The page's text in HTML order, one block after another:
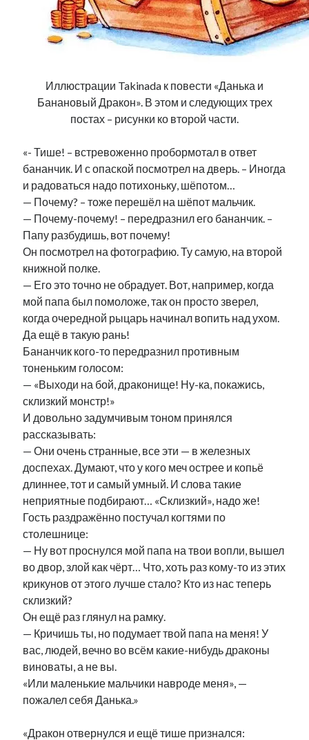
Иллюстрации Takinada к повести «Данька и
Банановый Дракон». В этом и следующих трех
постах – рисунки ко второй части.
«- Тише! – встревоженно пробормотал в ответ
бананчик. И с опаской посмотрел на дверь. – Иногда
и радоваться надо потихоньку, шёпотом…
— Почему? – тоже перешёл на шёпот мальчик.
— Почему-почему! – передразнил его бананчик. –
Папу разбудишь, вот почему!
Он посмотрел на фотографию. Ту самую, на второй
книжной полке.
— Его это точно не обрадует. Вот, например, когда
мой папа был помоложе, так он просто зверел,
когда очередной рыцарь начинал вопить над ухом.
Да ещё в такую рань!
Бананчик кого-то передразнил противным
тоненьким голосом:
— «Выходи на бой, драконище! Ну-ка, покажись,
склизкий монстр!»
И довольно задумчивым тоном принялся
рассказывать:
— Они очень странные, все эти — в железных
доспехах. Думают, что у кого меч острее и копьё
длиннее, тот и самый умный. И слова такие
неприятные подбирают… «Склизкий», надо же!
Гость раздражённо постучал когтями по
столешнице:
— Ну вот проснулся мой папа на твои вопли, вышел
во двор, злой как чёрт… Что, хоть раз кому-то из этих
крикунов от этого лучше стало? Кто из нас теперь
склизкий?
Он ещё раз глянул на рамку.
— Кричишь ты, но подумает твой папа на меня! У
вас, людей, вечно во всём какие-нибудь драконы
виноваты, а не вы.
«Или маленькие мальчики навроде меня», —
пожалел себя Данька.»
«Дракон отвернулся и ещё тише признался: